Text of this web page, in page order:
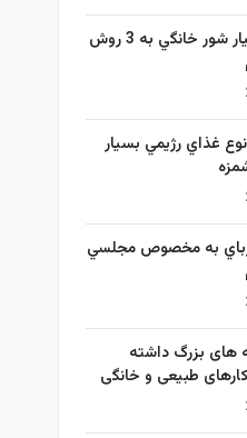
طرز تهيه خیار شور خانگي به 3 روش
طرز تهيه 8 نوع غذاي رژيمي بسيار
به مخصوص مجلسي
های بزرگ داشته
طبیعی و خانگی
سینه